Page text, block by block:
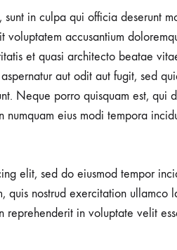
in culpa qui officia deserunt
voluptatem accusantium
et quasi architecto beatae
aut odit aut fugit, sed
Neque porro quisquam est, qui
numquam eius modi tempora
elit, sed do eiusmod tempor
nostrud exercitation ullamco
reprehenderit in voluptate velit